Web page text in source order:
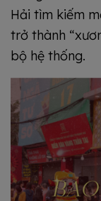
Hải tìm kiếm
trở thành
bộ hệ thống.